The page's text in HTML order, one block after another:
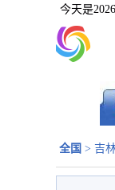
今天是
全国 > 吉